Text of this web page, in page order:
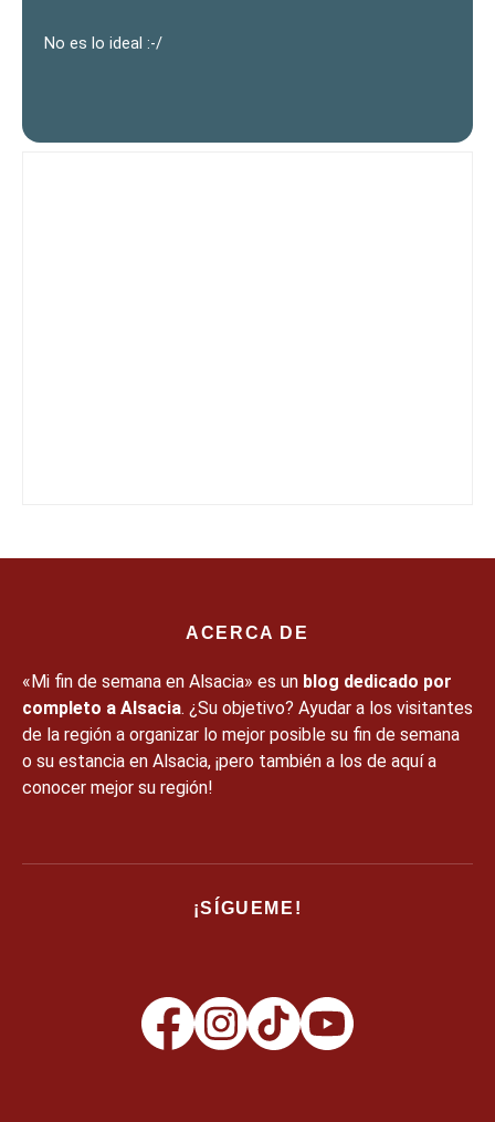
No es lo ideal :-/
ACERCA DE
«Mi fin de semana en Alsacia» es un blog dedicado por
completo a Alsacia. ¿Su objetivo? Ayudar a los visitantes
de la región a organizar lo mejor posible su fin de semana
o su estancia en Alsacia, ¡pero también a los de aquí a
conocer mejor su región!
¡SÍGUEME!